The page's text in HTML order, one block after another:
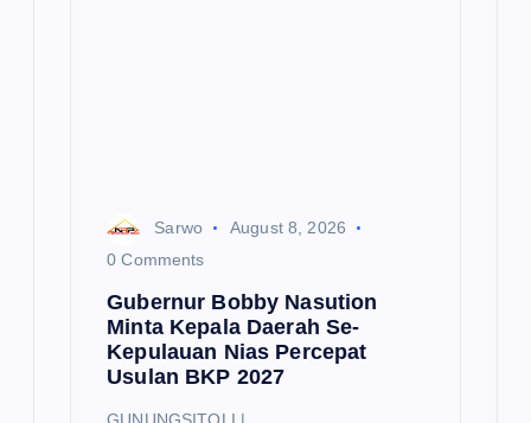
Sarwo
August 8, 2026
0 Comments
Gubernur Bobby Nasution
Minta Kepala Daerah Se-
Kepulauan Nias Percepat
Usulan BKP 2027